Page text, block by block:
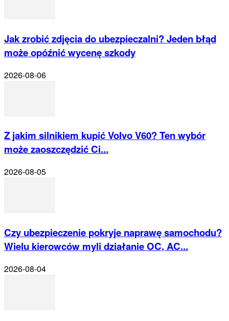
Jak zrobić zdjęcia do ubezpieczalni? Jeden błąd
może opóźnić wycenę szkody
2026-08-06
Z jakim silnikiem kupić Volvo V60? Ten wybór
może zaoszczędzić Ci...
2026-08-05
Czy ubezpieczenie pokryje naprawę samochodu?
Wielu kierowców myli działanie OC, AC...
2026-08-04